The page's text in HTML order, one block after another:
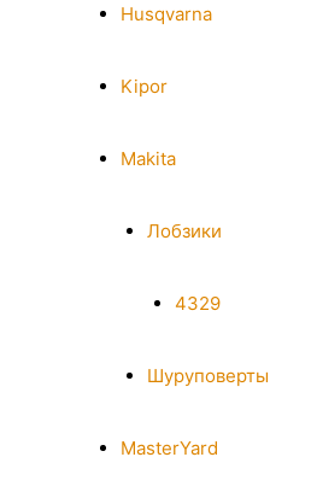
Husqvarna
Kipor
Makita
Лобзики
4329
Шуруповерты
MasterYard